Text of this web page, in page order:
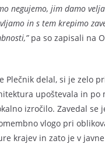
negujemo, jim damo
in s tem krepimo
pa so zapisali na
Plečnik delal, si je zelo
upoštevala in po
izročilo. Zavedal se
vlogo pri
krajev in zato je v